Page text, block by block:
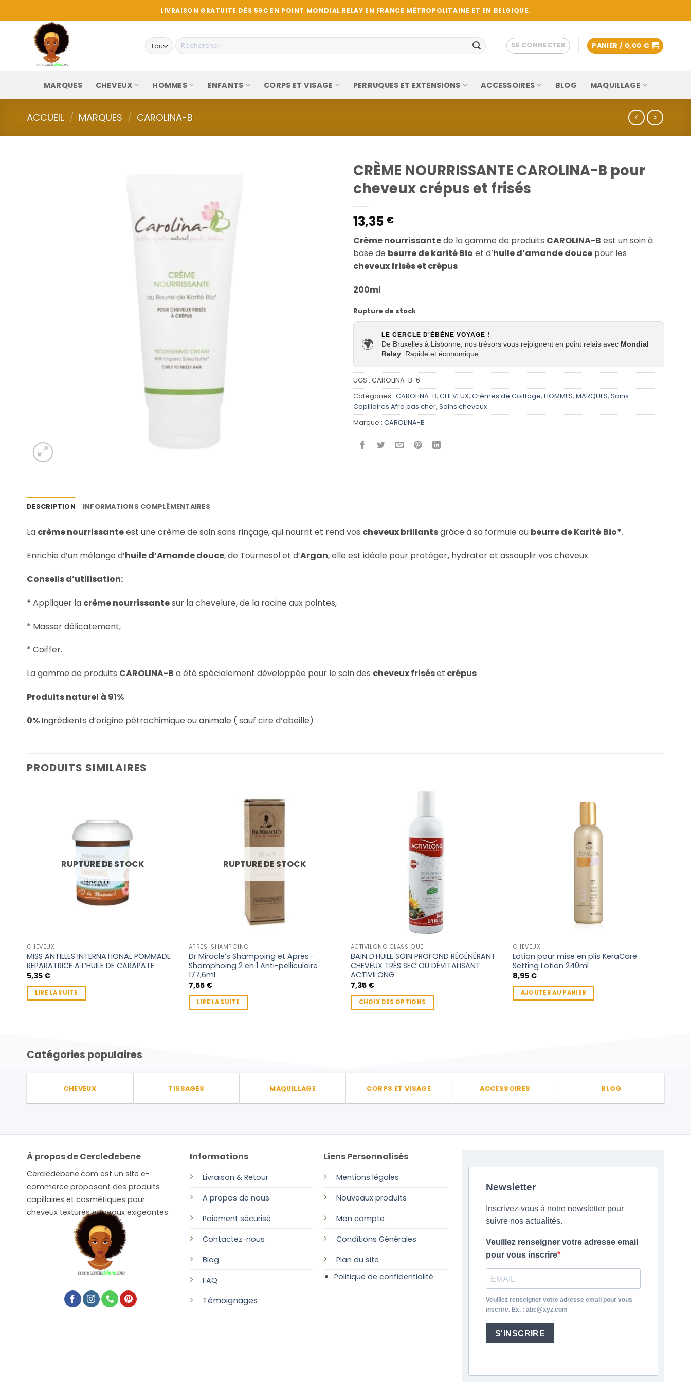
au
LIVRAISON GRATUITE DÈS 59€ EN POINT MONDIAL RELAY EN FRANCE MÉTROPOLITAINE ET EN BELGIQUE.
Recherche
pour :
SE CONNECTER PANIER / 0,00 €
MARQUES CHEVEUX HOMMES ENFANTS CORPS ET VISAGE PERRUQUES ET EXTENSIONS ACCESSOIRES BLOG MAQUILLAGE
ACCUEIL / MARQUES / CAROLINA-B
CRÈME NOURRISSANTE CAROLINA-B pour
cheveux crépus et frisés
13,35 €
Crème nourrissantede la gamme de produits CAROLINA-B est un soin à
base de beurre de karité Bio et d’huile d’amande douce pour les
cheveux frisés et crépus
200ml
Rupture de stock
🌍
LE CERCLE D'ÉBÈNE VOYAGE !
De Bruxelles à Lisbonne, nos trésors vous rejoignent en point relais avec Mondial
Relay. Rapide et économique.
UGS : CAROLINA-B-6
Catégories : CAROLINA-B, CHEVEUX, Crèmes de Coiffage, HOMMES, MARQUES, Soins
Capillaires Afro pas cher, Soins cheveux
Marque : CAROLINA-B
DESCRIPTION INFORMATIONS COMPLÉMENTAIRES
La crème nourrissanteest une crème de soin sans rinçage, qui nourrit et rend vos cheveux brillantsgrâce à sa formule au beurre de Karité Bio*.
Enrichie d’un mélange d’huile d’Amande douce, de Tournesol et d’Argan, elle est idéale pour protéger, hydrater et assouplir vos cheveux.
Conseils d’utilisation:
*Appliquer la crème nourrissantesur la chevelure, de la racine aux pointes,
* Masser délicatement,
* Coiffer.
La gamme de produits CAROLINA-B a été spécialement développée pour le soin des cheveux friséset crépus
Produits naturel à 91%
0%Ingrédients d’origine pétrochimique ou animale ( sauf cire d’abeille)
PRODUITS SIMILAIRES
RUPTURE DE STOCK
CHEVEUX
MISS ANTILLES INTERNATIONAL POMMADE
REPARATRICE A L’HUILE DE CARAPATE
5,35 €
LIRE LA SUITE
RUPTURE DE STOCK
APRÈS-SHAMPOING
Dr Miracle’s Shampoing et Après-
Shamphoing 2 en 1 Anti-pelliculaire
177,6ml
7,55 €
LIRE LA SUITE
ACTIVILONG CLASSIQUE
BAIN D’HUILE SOIN PROFOND RÉGÉNÉRANT
CHEVEUX TRÈS SEC OU DÉVITALISANT
ACTIVILONG
7,35 €
CHOIX DES OPTIONS
options
sur
page
produit
CHEVEUX
Lotion pour mise en plis KeraCare
Setting Lotion 240ml
8,95 €
AJOUTER AU PANIER
Catégories populaires
CHEVEUX TISSAGES MAQUILLAGE CORPS ET VISAGE ACCESSOIRES BLOG
À propos de Cercledebene
Cercledebene.com est un site e-
commerce proposant des produits
capillaires et cosmétiques pour
cheveux texturés et peaux exigeantes.
Informations
Livraison & Retour
A propos de nous
Paiement sécurisé
Contactez-nous
Blog
FAQ
Témoignages
Liens Personnalisés
Mentions légales
Nouveaux produits
Mon compte
Conditions Générales
Plan du site
Politique de confidentialité
Newsletter
Inscrivez-vous à notre newsletter pour
suivre nos actualités.
Veuillez renseigner votre adresse email
pour vous inscrire
Veuillez renseigner votre adresse email pour vous
inscrire. Ex. : abc@xyz.com
S'INSCRIRE